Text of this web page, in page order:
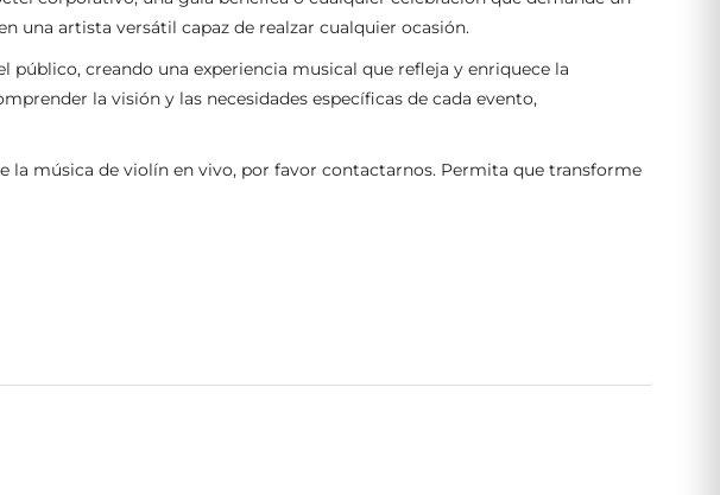
una artista versátil capaz de realzar cualquier ocasión.
creando una experiencia musical que refleja y enriquece la
la visión y las necesidades específicas de cada evento,
la música de violín en vivo, por favor contactarnos. Permita que transforme